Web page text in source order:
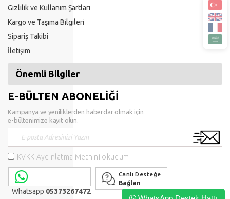
Gizlilik ve Kullanım Şartları
Kargo ve Taşıma Bilgileri
Sipariş Takibi
İletişim
Önemli Bilgiler
E-BÜLTEN ABONELİĞİ
Kampanya ve yeniliklerden haberdar olmak için
e-bültenimize kayıt olun.
KVKK Aydınlatma Metnini okudum
Whatsapp 05373267472
Canlı Desteğe
Bağlan